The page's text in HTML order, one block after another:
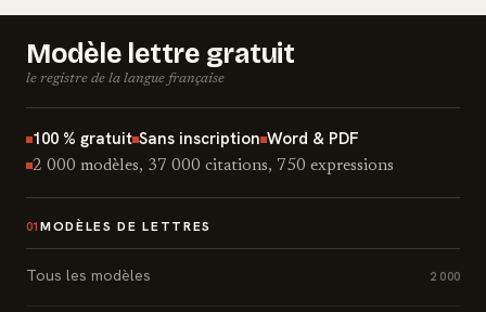
Modèle lettre gratuit
le registre de la langue française
100 % gratuit Sans inscription Word & PDF
2 000 modèles, 37 000 citations, 750 expressions
01 MODÈLES DE LETTRES
Tous les modèles 2 000